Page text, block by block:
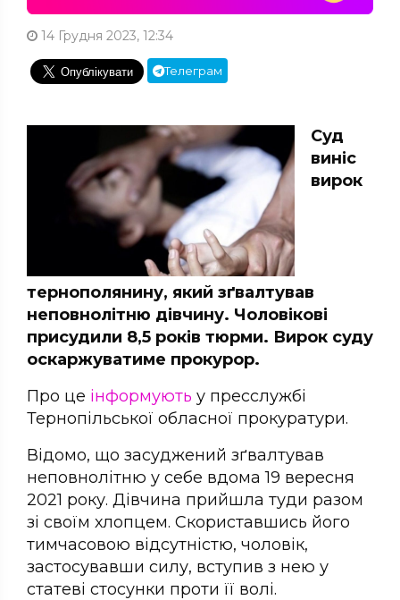
14 Грудня 2023, 12:34
Телеграм
Суд
виніс
вирок
тернополянину, який зґвалтував
неповнолітню дівчину. Чоловікові
присудили 8,5 років тюрми. Вирок суду
оскаржуватиме прокурор.
Про це інформують у пресслужбі
Тернопільської обласної прокуратури.
Відомо, що засуджений зґвалтував
неповнолітню у себе вдома 19 вересня
2021 року. Дівчина прийшла туди разом
зі своїм хлопцем. Скориставшись його
тимчасовою відсутністю, чоловік,
застосувавши силу, вступив з нею у
статеві стосунки проти її волі.